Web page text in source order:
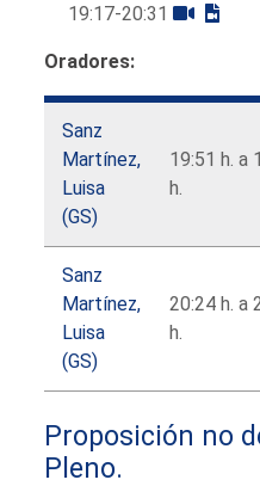
19:17-20:31
Oradores:
Sanz
Martínez,
Luisa
(GS)
19:51 h. a
h.
Sanz
Martínez,
Luisa
(GS)
20:24 h. a
h.
Proposición no
Pleno.